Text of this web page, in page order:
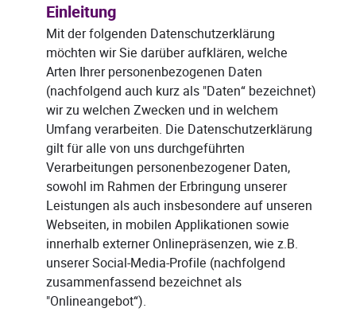
Einleitung
Mit der folgenden Datenschutzerklärung
möchten wir Sie darüber aufklären, welche
Arten Ihrer personenbezogenen Daten
(nachfolgend auch kurz als "Daten“ bezeichnet)
wir zu welchen Zwecken und in welchem
Umfang verarbeiten. Die Datenschutzerklärung
gilt für alle von uns durchgeführten
Verarbeitungen personenbezogener Daten,
sowohl im Rahmen der Erbringung unserer
Leistungen als auch insbesondere auf unseren
Webseiten, in mobilen Applikationen sowie
innerhalb externer Onlinepräsenzen, wie z.B.
unserer Social-Media-Profile (nachfolgend
zusammenfassend bezeichnet als
"Onlineangebot“).